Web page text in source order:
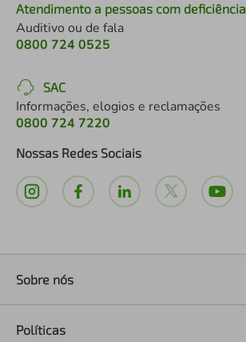
Atendimento a pessoas com deficiência
Auditivo ou de fala
0800 724 0525
SAC
Informações, elogios e reclamações
0800 724 7220
Nossas Redes Sociais
Sobre nós
Políticas